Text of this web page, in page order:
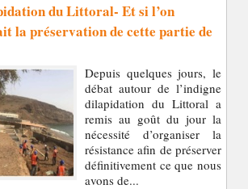
du Littoral- Et si l’on
la préservation de cette partie de
Depuis quelques jours, le
débat autour de l’indigne
dilapidation du Littoral a
remis au goût du jour la
nécessité d’organiser la
résistance afin de préserver
définitivement ce que nous
avons de...